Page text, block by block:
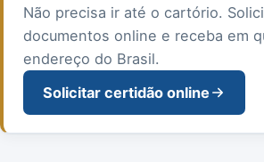
Não precisa ir até o cartório.
documentos online e receba em
endereço do Brasil.
Solicitar certidão online